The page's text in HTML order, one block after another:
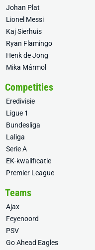
Johan Plat
Lionel Messi
Kaj Sierhuis
Ryan Flamingo
Henk de Jong
Mika Mármol
Competities
Eredivisie
Ligue 1
Bundesliga
Laliga
Serie A
EK-kwalificatie
Premier League
Teams
Ajax
Feyenoord
PSV
Go Ahead Eagles